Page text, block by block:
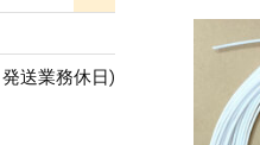
発送業務休日)